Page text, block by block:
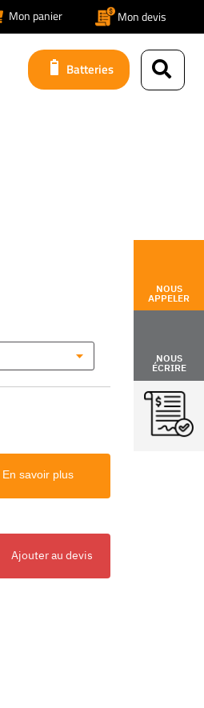
Mon panier Mon devis
NOUS
APPELER
NOUS
ÉCRIRE
Batteries
En savoir plus
Ajouter au devis